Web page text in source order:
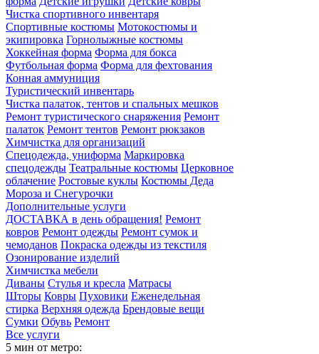
Чистка спортивного инвентаря
Спортивные костюмы Мотокостюмы и
экипировка Горнолыжные костюмы
Хоккейная форма Форма для бокса
Футбольная форма Форма для фехтования
Конная аммуниция
Туристический инвентарь
Чистка палаток, тентов и спальных мешков
Ремонт туристического снаряжения Ремонт
палаток Ремонт тентов Ремонт рюкзаков
Химчистка для организаций
Спецодежда, униформа Маркировка
спецодежды Театральные костюмы Церковное
облачение Ростовые куклы Костюмы Деда
Мороза и Снегурочки
Дополнительные услуги
ДОСТАВКА в день обращения! Ремонт
ковров Ремонт одежды Ремонт сумок и
чемоданов Покраска одежды из текстиля
Озонирование изделий
Химчистка мебели
Диваны Стулья и кресла Матрасы
Шторы Ковры Пуховики Еженедельная
стирка Верхняя одежда Брендовые вещи
Сумки Обувь Ремонт
Все услуги
5 мин от метро: